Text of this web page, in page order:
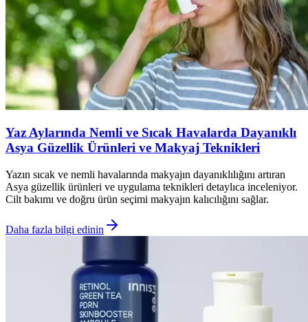
Yaz Aylarında Nemli ve Sıcak Havalarda Dayanıklı
Asya Güzellik Ürünleri ve Makyaj Teknikleri
Yazın sıcak ve nemli havalarında makyajın dayanıklılığını artıran
Asya güzellik ürünleri ve uygulama teknikleri detaylıca inceleniyor.
Cilt bakımı ve doğru ürün seçimi makyajın kalıcılığını sağlar.
Daha fazla bilgi edinin